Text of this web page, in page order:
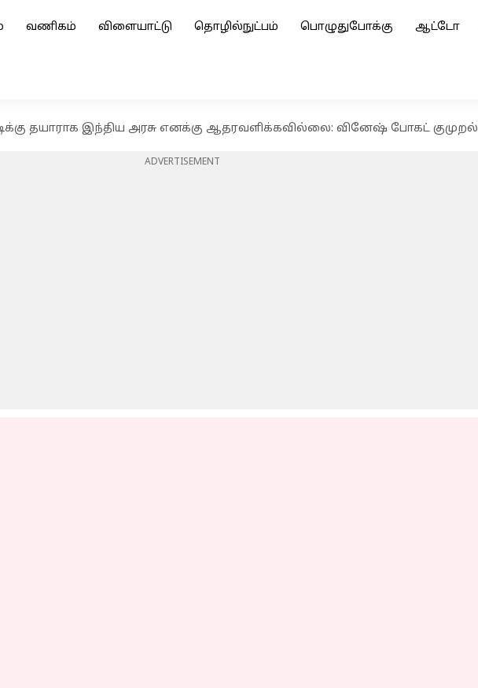
வணிகம் விளையாட்டு தொழில்நுட்பம் பொழுதுபோக்கு ஆட்டோ
தயாராக இந்திய அரசு எனக்கு ஆதரவளிக்கவில்லை: வினேஷ் போகட் குமுறல்
ADVERTISEMENT